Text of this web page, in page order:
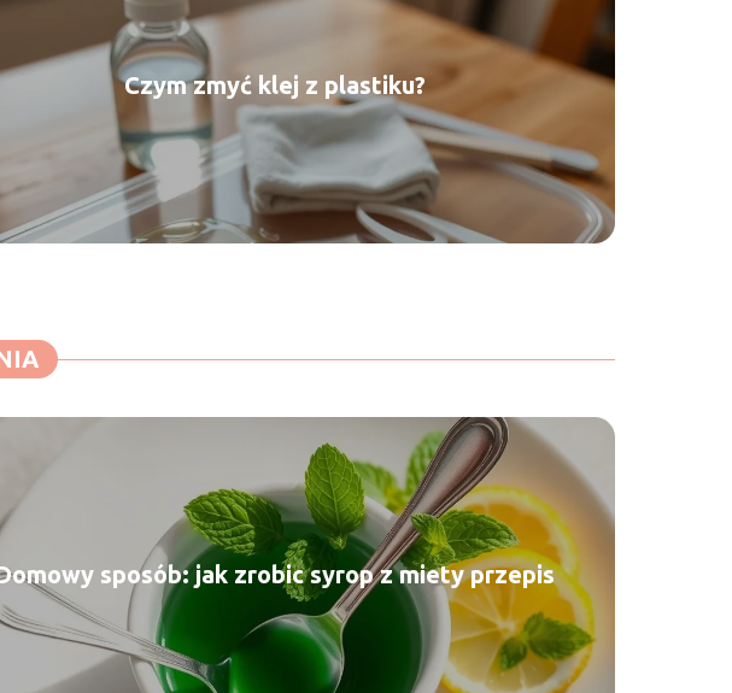
Czym zmyć klej z plastiku?
sposób: jak zrobic syrop z miety przepis